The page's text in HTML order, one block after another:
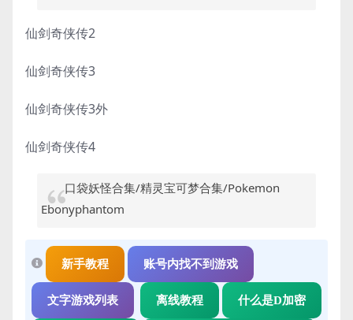
仙剑奇侠传2
仙剑奇侠传3
仙剑奇侠传3外
仙剑奇侠传4
口袋妖怪合集/精灵宝可梦合集/Pokemon
Ebonyphantom
新手教程 账号内找不到游戏
文字游戏列表 离线教程 什么是D加密